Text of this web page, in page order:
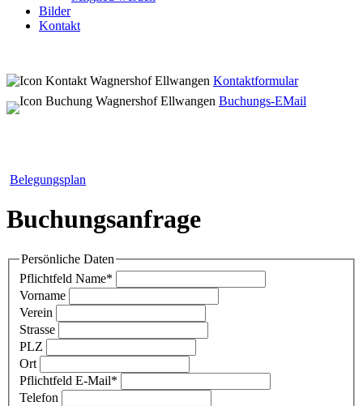
Bilder
Kontakt
Kontaktformular
Buchungs-EMail
Belegungsplan
Buchungsanfrage
Persönliche Daten
Pflichtfeld Name*
Vorname
Verein
Strasse
PLZ
Ort
Pflichtfeld E-Mail*
Telefon